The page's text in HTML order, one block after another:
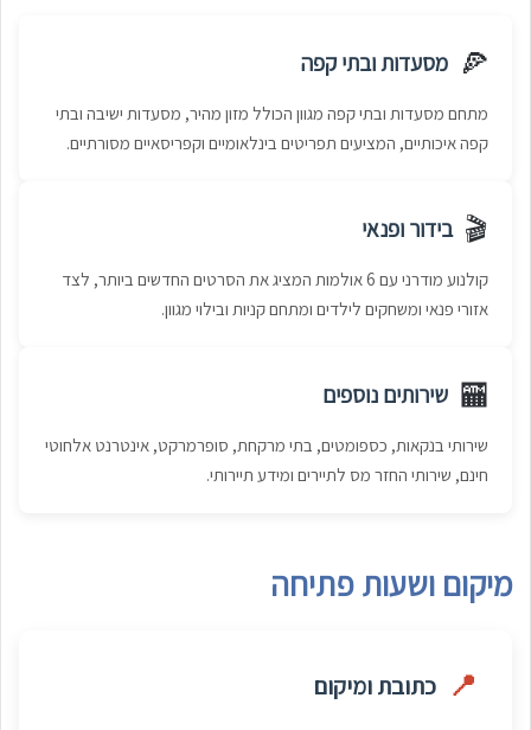
🍕 מסעדות ובתי קפה
מתחם מסעדות ובתי קפה מגוון הכולל מזון מהיר, מסעדות ישיבה ובתי
קפה איכותיים, המציעים תפריטים בינלאומיים וקפריסאיים מסורתיים.
🎬 בידור ופנאי
קולנוע מודרני עם 6 אולמות המציג את הסרטים החדשים ביותר, לצד
אזורי פנאי ומשחקים לילדים ומתחם קניות ובילוי מגוון.
🏧 שירותים נוספים
שירותי בנקאות, כספומטים, בתי מרקחת, סופרמרקט, אינטרנט אלחוטי
חינם, שירותי החזר מס לתיירים ומידע תיירותי.
מיקום ושעות פתיחה
📍 כתובת ומיקום